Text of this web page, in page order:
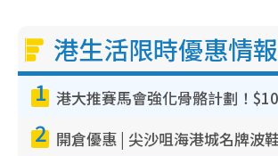
港生活限時優惠情報
1
2